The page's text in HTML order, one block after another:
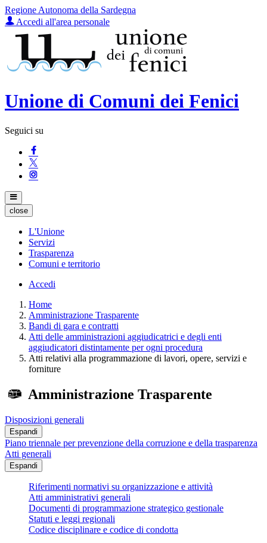
Regione Autonoma della Sardegna
Accedi all'area personale
Unione di Comuni dei Fenici
Seguici su
close
L'Unione
Servizi
Trasparenza
Comuni e territorio
Accedi
Home
Amministrazione Trasparente
Bandi di gara e contratti
Atti delle amministrazioni aggiudicatrici e degli enti
aggiudicatori distintamente per ogni procedura
Atti relativi alla programmazione di lavori, opere, servizi e
forniture
Amministrazione Trasparente
Disposizioni generali
Espandi
Piano triennale per prevenzione della corruzione e della trasparenza
Atti generali
Espandi
Riferimenti normativi su organizzazione e attività
Atti amministrativi generali
Documenti di programmazione strategico gestionale
Statuti e leggi regionali
Codice disciplinare e codice di condotta